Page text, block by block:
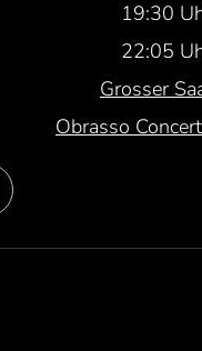
19:30
22:05
Grosser
Obrasso